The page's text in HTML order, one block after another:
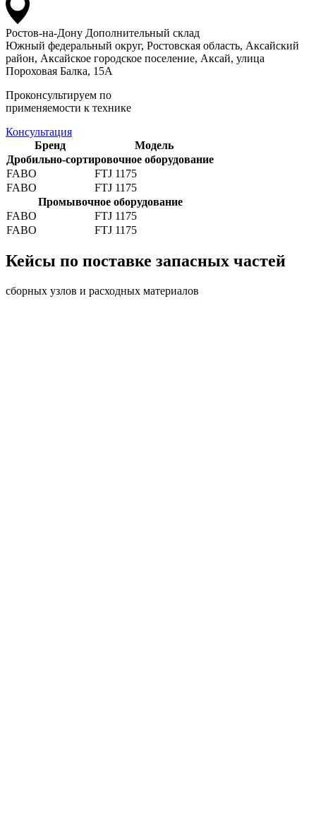
Ростов-на-Дону Дополнительный склад
Южный федеральный округ, Ростовская область, Аксайский
район, Аксайское городское поселение, Аксай, улица
Пороховая Балка, 15А
Проконсультируем по
применяемости к технике
Консультация
Бренд
Модель
Дробильно-сортировочное оборудование
FABO
FTJ 1175
FABO
FTJ 1175
Промывочное оборудование
FABO
FTJ 1175
FABO
FTJ 1175
Кейсы по поставке запасных частей
сборных узлов и расходных материалов